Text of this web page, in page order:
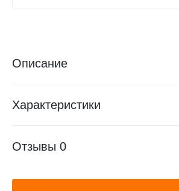
Описание
Характеристики
Отзывы 0